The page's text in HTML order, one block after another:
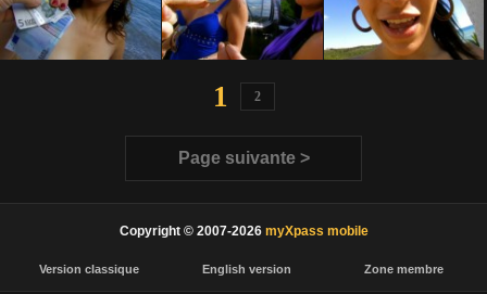
1 2
Page suivante >
Copyright © 2007-2026 myXpass mobile
Version classique English version Zone membre